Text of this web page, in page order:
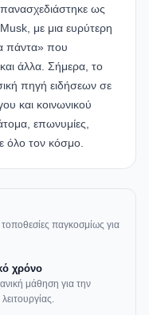
ως
με μια ευρύτερη
πάντα» που
άλλα. Σήμερα, το
πηγή ειδήσεων σε
και κοινωνικού
επωνυμίες,
όλο τον κόσμο.
παγκοσμίως για
χρόνο
μάθηση για την